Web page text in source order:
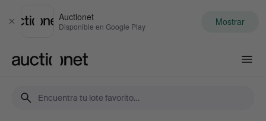
Cerrar
Auctionet
Disponible en Google Play Mostrar